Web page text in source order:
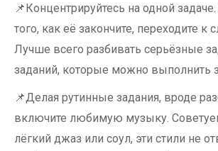
📌Концентрируйтесь на одной
того, как её закончите, переходите к
Лучше всего разбивать серьёзные
заданий, которые можно выполнить
📌Делая рутинные задания, вроде
включите любимую музыку.
лёгкий джаз или соул, эти стили не